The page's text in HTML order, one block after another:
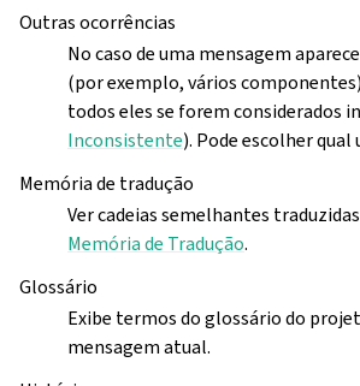
Outras ocorrências
No caso de uma mensagem
(por exemplo, vários
todos eles se forem considerados
Inconsistente). Pode escolher qual
Memória de tradução
Ver cadeias semelhantes
Memória de Tradução.
Glossário
Exibe termos do glossário do
mensagem atual.